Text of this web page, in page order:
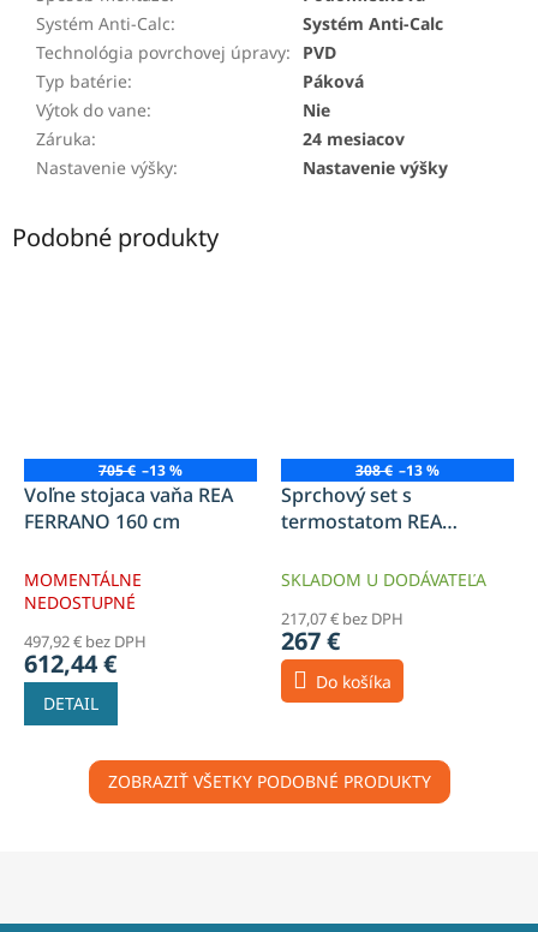
Systém Anti-Calc:
Systém Anti-Calc
Technológia povrchovej úpravy:
PVD
Typ batérie:
Páková
Výtok do vane:
Nie
Záruka:
24 mesiacov
Nastavenie výšky: Nastavenie výšky
Podobné produkty
705 € –13 %
Voľne stojaca vaňa REA
FERRANO 160 cm
MOMENTÁLNE
NEDOSTUPNÉ
497,92 € bez DPH
612,44 €
DETAIL
308 € –13 %
Sprchový set s
termostatom REA
SKLADOM U DODÁVATEĽA
217,07 € bez DPH
267 €
Do košíka
ZOBRAZIŤ VŠETKY PODOBNÉ PRODUKTY